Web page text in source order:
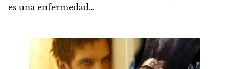
es una enfermedad…